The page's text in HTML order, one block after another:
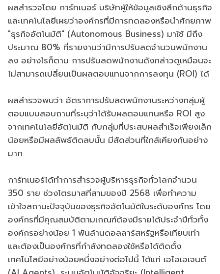
ผลสำรวจโดย การ์ทเนอร์ บริษัทผู้ให้ข้อมูลเชิงลึกด้านธุรกิจ
และเทคโนโลยีเผยว่าองค์กรที่มีการทดลองหรือนำศักยภาพ
"ธุรกิจอัตโนมัติ" (Autonomous Business) มาใช้ มีถึง
ประมาณ 80% ที่รายงานว่ามีการปรับลดจำนวนพนักงาน
ลง อย่างไรก็ตาม การปรับลดพนักงานดังกล่าวดูเหมือนจะ
ไม่สามารถเปลี่ยนเป็นผลตอบแทนจากการลงทุน (ROI) ได้
ผลสำรวจพบว่า อัตราการปรับลดพนักงานระหว่างกลุ่มผู้
ตอบแบบสอบถามที่ระบุว่าได้รับผลตอบแทนหรือ ROI สูง
จากเทคโนโลยีอัตโนมัติ กับกลุ่มที่ประสบผลสำเร็จเพียงเล็ก
น้อยหรือมีผลลัพธ์ติดลบนั้น มีสัดส่วนที่ใกล้เคียงกันอย่าง
มาก
การ์ทเนอร์ได้ทำการสำรวจผู้บริหารธุรกิจทั่วโลกจำนวน
350 ราย ช่วงไตรมาสที่สามของปี 2568 เพื่อทำความ
เข้าใจสถานะปัจจุบันของธุรกิจอัตโนมัติในระดับองค์กร โดย
องค์กรที่มีคุณสมบัติตามเกณฑ์ต้องมีรายได้ประจำปีทั่วทั้ง
องค์กรอย่างน้อย 1 พันล้านดอลลาร์สหรัฐหรือเทียบเท่า
และต้องเป็นองค์กรที่กำลังทดลองใช้หรือได้ติดตั้ง
เทคโนโลยีอย่างน้อยหนึ่งอย่างต่อไปนี้ ได้แก่ เอไอเอเจนต์